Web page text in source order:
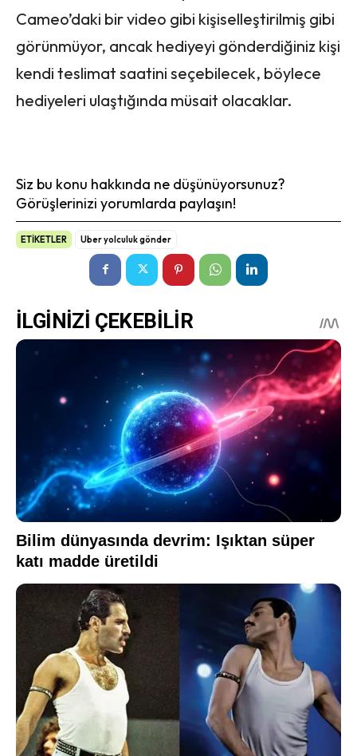
Cameo’daki bir video gibi kişiselleştirilmiş gibi
görünmüyor, ancak hediyeyi gönderdiğiniz kişi
kendi teslimat saatini seçebilecek, böylece
hediyeleri ulaştığında müsait olacaklar.
Siz bu konu hakkında ne düşünüyorsunuz?
Görüşlerinizi yorumlarda paylaşın!
ETİKETLER Uber yolculuk gönder